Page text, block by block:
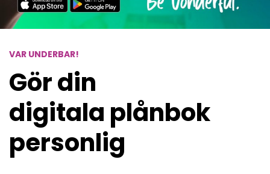
VAR UNDERBAR!
Gör din
digitala plånbok
personlig